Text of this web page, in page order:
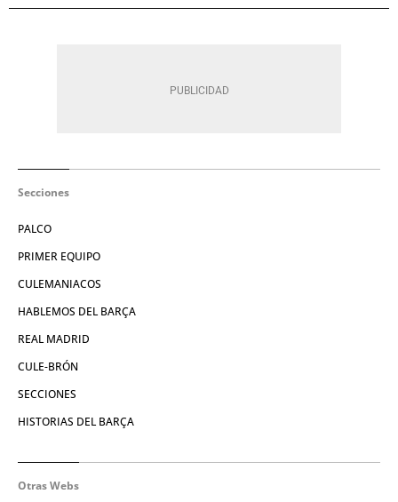
Secciones
PALCO
PRIMER EQUIPO
CULEMANIACOS
HABLEMOS DEL BARÇA
REAL MADRID
CULE-BRÓN
SECCIONES
HISTORIAS DEL BARÇA
Otras Webs